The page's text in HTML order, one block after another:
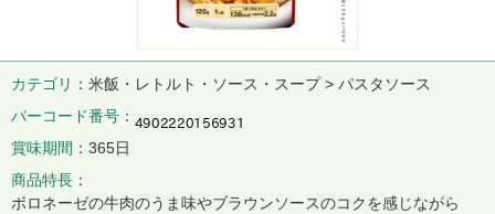
カテゴリ
米飯・レトルト・ソース・スープ > パスタソース
バーコード番号
賞味期間
365日
商品特長
ボロネーゼの牛肉のうま味やブラウンソースのコクを感じながら